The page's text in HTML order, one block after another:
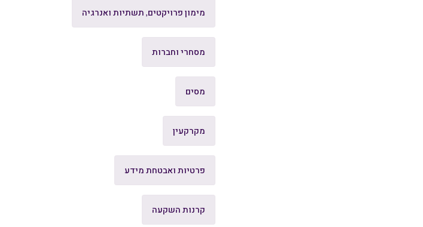
מימון פרויקטים, תשתיות ואנרגיה
מסחרי וחברות
מסים
מקרקעין
פרטיות ואבטחת מידע
קרנות השקעה